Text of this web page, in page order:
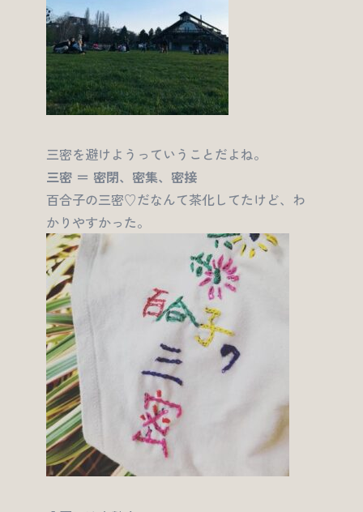
三密を避けようっていうことだよね。
三密 ＝ 密閉、密集、密接
百合子の三密♡だなんて茶化してたけど、わ
かりやすかった。